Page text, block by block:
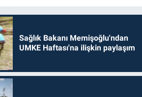
Sağlık Bakanı Memişoğlu'ndan
UMKE Haftası'na ilişkin paylaşım